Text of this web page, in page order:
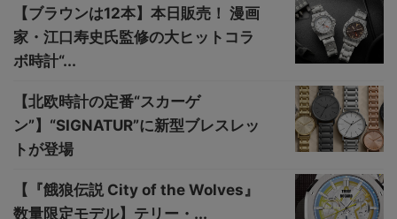
【ブラウンは12本】本日販売！ 漫画
家・江口寿史氏監修の大ヒットコラ
ボ時計“...
【北欧時計の定番“スカーゲ
ン”】“SIGNATUR”に新型ブレスレッ
トが登場
【『餓狼伝説 City of the Wolves』
数量限定モデル】テリー・...